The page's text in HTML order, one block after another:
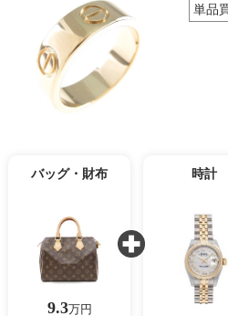
単品
バッグ・財布
9.3万円
時計